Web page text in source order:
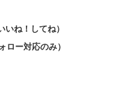
いね！してね）
ロー対応のみ）